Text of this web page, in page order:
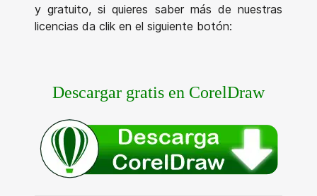
y gratuito, si quieres saber más de nuestras
licencias da clik en el siguiente botón:
Descargar gratis en CorelDraw